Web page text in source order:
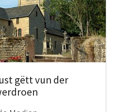
gëtt vun der